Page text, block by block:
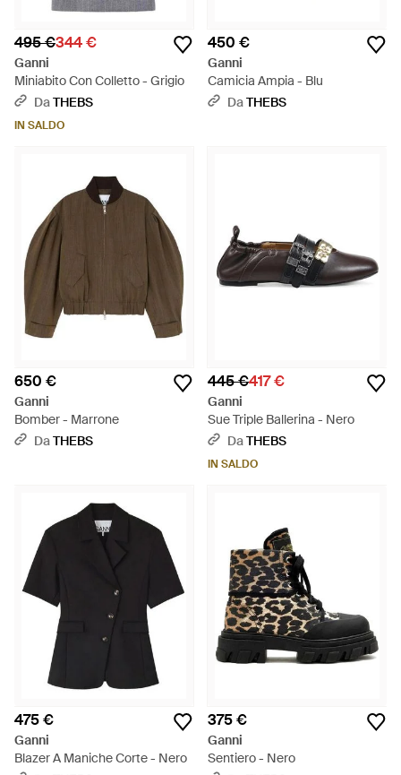
495 €344 €
Ganni
Miniabito Con Colletto - Grigio
DaTHEBS
IN SALDO
450 €
Ganni
Camicia Ampia - Blu
DaTHEBS
650 €
Ganni
Bomber - Marrone
DaTHEBS
445 €417 €
Ganni
Sue Triple Ballerina - Nero
DaTHEBS
IN SALDO
475 €
Ganni
Blazer A Maniche Corte - Nero
375 €
Ganni
Sentiero - Nero